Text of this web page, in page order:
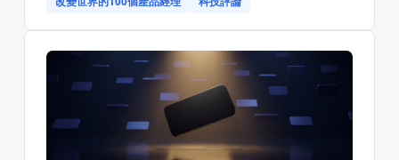
從來不是那個聊天框，是 OpenAI 這三個字在世界上
的位置。這篇拆他的六維分，也拆一個正在被數字
檢驗的賭注。